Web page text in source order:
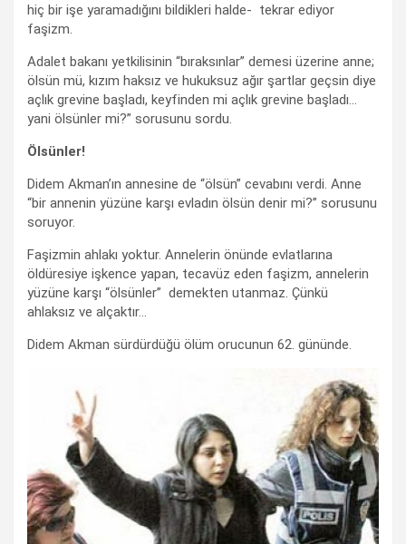
hiç bir işe yaramadığını bildikleri halde- tekrar ediyor
faşizm.
Adalet bakanı yetkilisinin “bıraksınlar” demesi üzerine anne;
ölsün mü, kızım haksız ve hukuksuz ağır şartlar geçsin diye
açlık grevine başladı, keyfinden mi açlık grevine başladı…
yani ölsünler mi?” sorusunu sordu.
Ölsünler!
Didem Akman’ın annesine de “ölsün” cevabını verdi. Anne
“bir annenin yüzüne karşı evladın ölsün denir mi?” sorusunu
soruyor.
Faşizmin ahlakı yoktur. Annelerin önünde evlatlarına
öldüresiye işkence yapan, tecavüz eden faşizm, annelerin
yüzüne karşı “ölsünler” demekten utanmaz. Çünkü
ahlaksız ve alçaktır…
Didem Akman sürdürdüğü ölüm orucunun 62. gününde.